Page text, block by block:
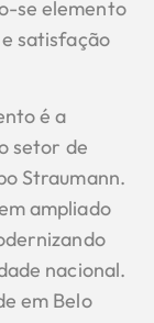
se elemento
satisfação
é a
setor de
Straumann.
ampliado
nacional.
em Belo